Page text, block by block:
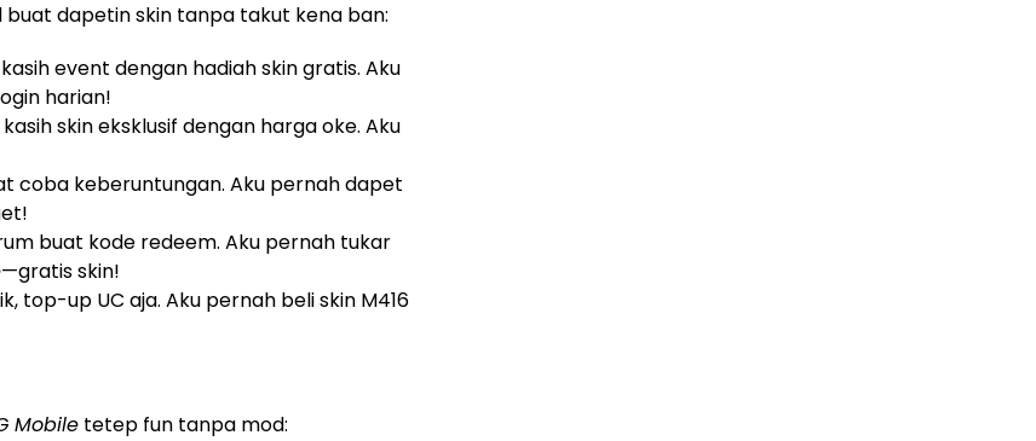
buat dapetin skin tanpa takut kena ban:
event dengan hadiah skin gratis. Aku
harian!
skin eksklusif dengan harga oke. Aku
coba keberuntungan. Aku pernah dapet
buat kode redeem. Aku pernah tukar
—gratis skin!
top-up UC aja. Aku pernah beli skin M416
Mobile tetep fun tanpa mod: